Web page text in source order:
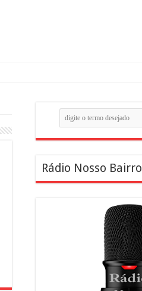
Pesquisar
Rádio Nosso Bairro